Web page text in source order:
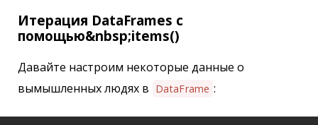
Итерация DataFrames с
помощью&nbsp;items()
Давайте настроим некоторые данные о
вымышленных людях в DataFrame :